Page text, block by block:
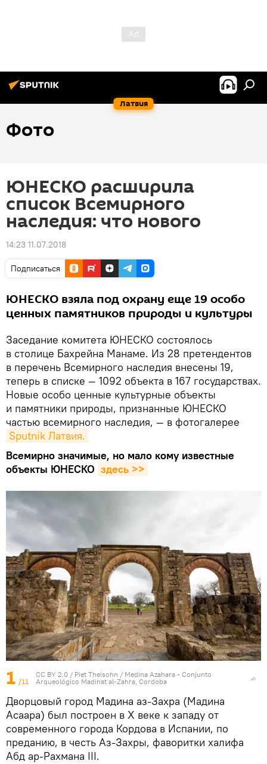
Латвия
Фото
ЮНЕСКО расширила
список Всемирного
наследия: что нового
14:23 11.07.2018
Подписаться
ЮНЕСКО взяла под охрану еще 19 особо
ценных памятников природы и культуры
Заседание комитета ЮНЕСКО состоялось
в столице Бахрейна Манаме. Из 28 претендентов
в перечень Всемирного наследия внесены 19,
теперь в списке — 1092 объекта в 167 государствах.
Новые особо ценные культурные объекты
и памятники природы, признанные ЮНЕСКО
частью всемирного наследия, — в фотогалерее
Sputnik Латвия.
Всемирно значимые, но мало кому известные
объекты ЮНЕСКО здесь >>
1 /11
CC BY 2.0 / Piet Theisohn / Medina Azahara - Conjunto
Arqueológico Madinat al-Zahra, Cordoba
Дворцовый город Мадина аз-Захра (Мадина
Асаара) был построен в X веке к западу от
современного города Кордова в Испании, по
преданию, в честь Аз-Захры, фаворитки халифа
Абд ар-Рахмана III.